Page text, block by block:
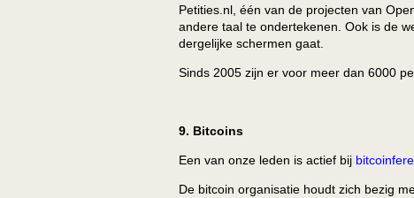
Petities.nl, één van de projecten van
andere taal te ondertekenen. Ook is de
dergelijke schermen gaat.
Sinds 2005 zijn er voor meer dan 6000
9. Bitcoins
Een van onze leden is actief bij
De bitcoin organisatie houdt zich bezig